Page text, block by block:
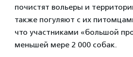
почистят вольеры и
также погуляют с их
что участниками «большой
меньшей мере 2 000 собак.